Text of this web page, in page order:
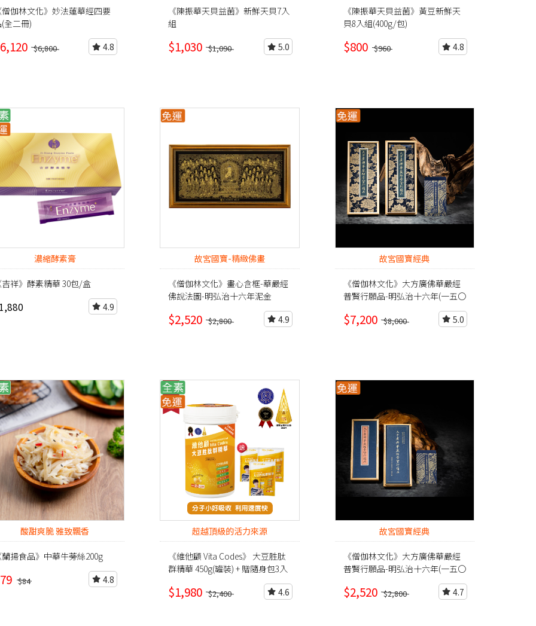
伽林文化》妙法蓮華經四要
全二冊)
$6,800 4.8
者
《陳振華天貝益菌》新鮮天貝7入
組
$1,030 $1,090 5.0
者
《陳振華天貝益菌》黃豆新鮮天
貝8入組(400g/包)
$800 $960 4.8
濃縮酵素膏
祥》酵素精華 30包/盒
4.9
故宮國寶-精緻佛畫
《僧伽林文化》畫心含框-華嚴經
佛說法圖-明弘治十六年泥金
$2,520 $2,800 4.9
故宮國寶經典
《僧伽林文化》大方廣佛華嚴經
普賢行願品-明弘治十六年(一五〇
$7,200 $8,000 5.0
酸甜爽脆 雅致飄香
揚食品》中華牛蒡絲200g
$84 4.8
超越頂級的活力來源
《維他顧 Vita Codes》 大豆胜肽
群精華 450g(罐裝) + 贈隨身包3入
$1,980 $2,400 4.6
故宮國寶經典
《僧伽林文化》大方廣佛華嚴經
普賢行願品-明弘治十六年(一五〇
$2,520 $2,800 4.7